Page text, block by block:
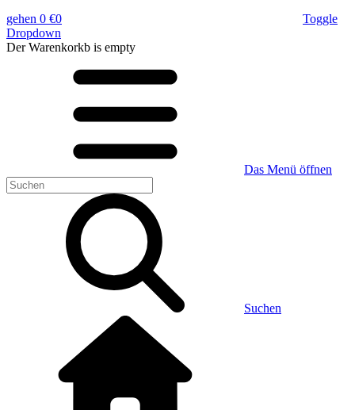
gehen 0 €0
Toggle
Dropdown
Der Warenkorkb is empty
Das Menü öffnen
Suchen